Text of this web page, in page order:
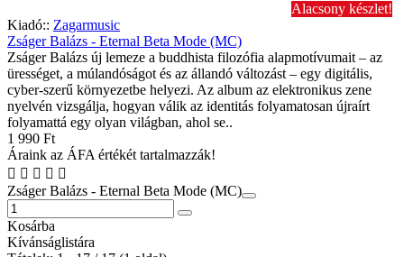
Alacsony készlet!
Kiadó:: Zagarmusic
Zságer Balázs - Eternal Beta Mode (MC)
Zságer Balázs új lemeze a buddhista filozófia alapmotívumait – az
ürességet, a múlandóságot és az állandó változást – egy digitális,
cyber-szerű környezetbe helyezi. Az album az elektronikus zene
nyelvén vizsgálja, hogyan válik az identitás folyamatosan újraírt
folyamattá egy olyan világban, ahol se..
1 990 Ft
Áraink az ÁFA értékét tartalmazzák!
Zságer Balázs - Eternal Beta Mode (MC)
Kosárba
Kívánságlistára